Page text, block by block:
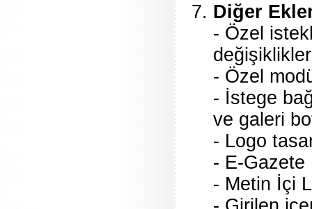
Diğer
- Özel
değişiklikler
- Özel
- İstege
ve galeri
- Logo
- E-Gazete
- Metin İçi